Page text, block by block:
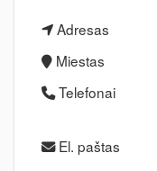
Adresas
Miestas
Telefonai
El. paštas